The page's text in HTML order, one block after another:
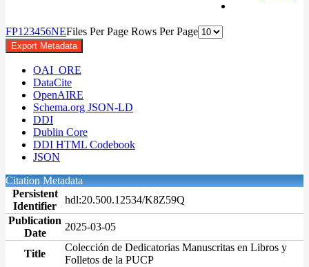
FP1 23456NEFiles Per Page Rows Per Page
Export Metadata
OAI_ORE
DataCite
OpenAIRE
Schema.org JSON-LD
DDI
Dublin Core
DDI HTML Codebook
JSON
Citation Metadata
Persistent
Identifier
hdl:20.500.12534/K8Z59Q
Publication
Date
2025-03-05
Title
Colección de Dedicatorias Manuscritas en Libros y
Folletos de la PUCP